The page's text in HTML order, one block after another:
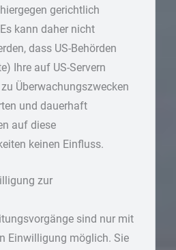
gerichtlich
kann daher nicht
dass US-Behörden
Ihre auf US-Servern
Überwachungszwecken
und dauerhaft
auf diese
keinen Einfluss.
zur
sind nur mit
Einwilligung möglich. Sie